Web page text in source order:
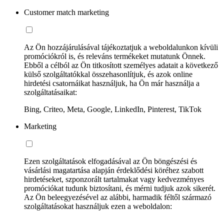
Customer match marketing
Az Ön hozzájárulásával tájékoztatjuk a weboldalunkon kívüli
promóciókról is, és releváns termékeket mutatunk Önnek.
Ebből a célból az Ön titkosított személyes adatait a következő
külső szolgáltatókkal összehasonlítjuk, és azok online
hirdetési csatornáikat használjuk, ha Ön már használja a
szolgáltatásaikat:
Bing, Criteo, Meta, Google, LinkedIn, Pinterest, TikTok
Marketing
Ezen szolgáltatások elfogadásával az Ön böngészési és
vásárlási magatartása alapján érdeklődési köréhez szabott
hirdetéseket, szponzorált tartalmakat vagy kedvezményes
promóciókat tudunk biztosítani, és mérni tudjuk azok sikerét.
Az Ön beleegyezésével az alábbi, harmadik féltől származó
szolgáltatásokat használjuk ezen a weboldalon: